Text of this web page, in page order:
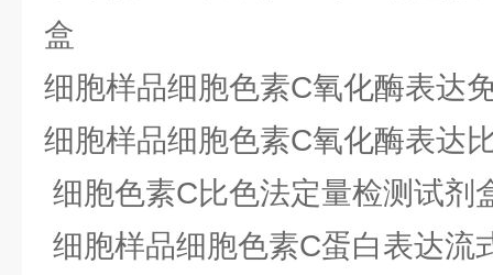
盒
细胞样品细胞色素C氧化酶表达
细胞样品细胞色素C氧化酶表达
细胞色素C比色法定量检测试剂
细胞样品细胞色素C蛋白表达流